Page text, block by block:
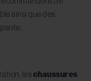
ainsi que des
leschaussures